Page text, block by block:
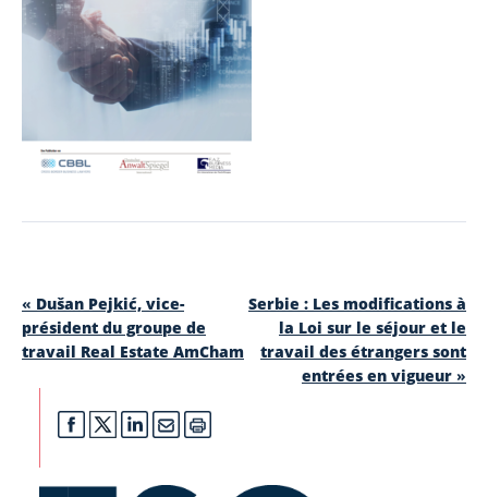
« Dušan Pejkić, vice-
président du groupe de
travail Real Estate AmCham
Serbie : Les modifications à
la Loi sur le séjour et le
travail des étrangers sont
entrées en vigueur »